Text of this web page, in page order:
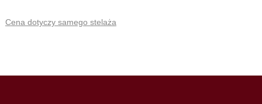
Cena dotyczy samego stelaża